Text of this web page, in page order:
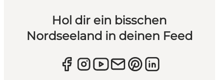
Hol dir ein bisschen
Nordseeland in deinen Feed